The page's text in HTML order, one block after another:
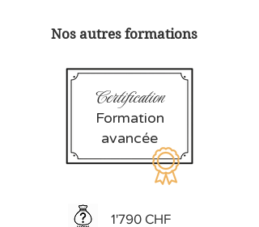
Nos autres formations
Certification
Formation
avancée
Bouton
1'790 CHF